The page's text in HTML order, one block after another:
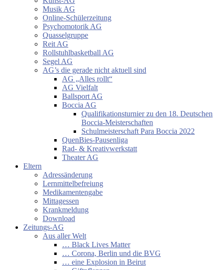
Musik AG
Online-Schülerzeitung
Psychomotorik AG
Quasselgruppe
Reit AG
Rollstuhlbasketball AG
Segel AG
AG’s die gerade nicht aktuell sind
AG „Alles rollt“
AG Vielfalt
Ballsport AG
Boccia AG
Qualifikationsturnier zu den 18. Deutschen
Boccia-Meisterschaften
Schulmeisterschaft Para Boccia 2022
QuenBies-Pausenliga
Rad- & Kreativwerkstatt
Theater AG
Eltern
Adressänderung
Lernmittelbefreiung
Medikamentengabe
Mittagessen
Krankmeldung
Download
Zeitungs-AG
Aus aller Welt
… Black Lives Matter
… Corona, Berlin und die BVG
… eine Explosion in Beirut